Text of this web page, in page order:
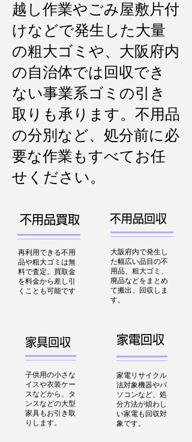
越し作業やごみ屋敷片付
けなどで発生した大量
の粗大ゴミや、大阪府内
の自治体では回収でき
ない事業系ゴミの引き
取りも承ります。不用品
の分別など、処分前に必
要な作業もすべてお任
せください。
不用品買取
再利用できる不用
品や粗大ゴミは無
料で査定。買取金
を料金から差し引
くことも可能です
不用品回収
大阪府内で発生し
た幅広い品目の不
用品、粗大ゴミ、
廃品などをまとめ
て搬出、回収しま
す。
家具回収
子供用の小さな
イスや衣装ケー
スなどから、タ
ンスなどの大型
家具もお引き取
りします。
家電回収
家電リサイクル
法対象機器やパ
ソコンなど、処
分方法が煩わし
い家電も回収対
象です。